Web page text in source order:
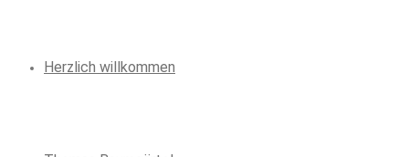
Herzlich willkommen